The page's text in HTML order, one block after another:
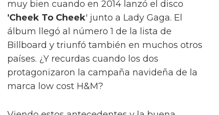
muy bien cuando en 2014 lanzó el disco
'Cheek To Cheek' junto a Lady Gaga. El
álbum llegó al número 1 de la lista de
Billboard y triunfó también en muchos otros
países. ¿Y recurdas cuando los dos
protagonizaron la campaña navideña de la
marca low cost H&M?